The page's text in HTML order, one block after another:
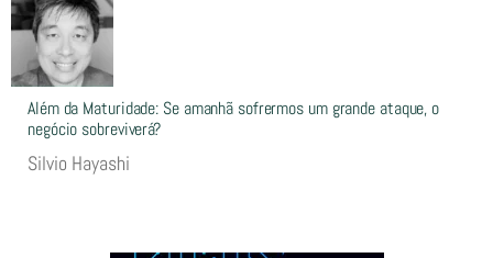
Além da Maturidade: Se amanhã sofrermos um grande ataque, o
negócio sobreviverá?
Silvio Hayashi